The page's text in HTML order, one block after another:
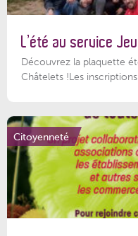
L’été au service
Découvrez la plaquette
Châtelets !Les
Citoyenneté